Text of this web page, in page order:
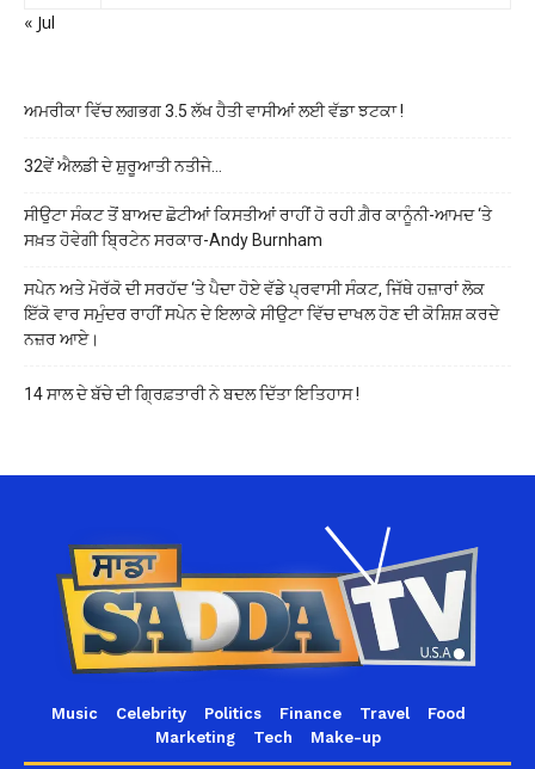
« Jul
ਅਮਰੀਕਾ ਵਿੱਚ ਲਗਭਗ 3.5 ਲੱਖ ਹੈਤੀ ਵਾਸੀਆਂ ਲਈ ਵੱਡਾ ਝਟਕਾ !
32ਵੇਂ ਐਲਡੀ ਦੇ ਸ਼ੁਰੂਆਤੀ ਨਤੀਜੇ…
ਸੀਉਟਾ ਸੰਕਟ ਤੋਂ ਬਾਅਦ ਛੋਟੀਆਂ ਕਿਸਤੀਆਂ ਰਾਹੀਂ ਹੋ ਰਹੀ ਗ਼ੈਰ ਕਾਨੂੰਨੀ-ਆਮਦ ‘ਤੇ
ਸਖ਼ਤ ਹੋਵੇਗੀ ਬ੍ਰਿਟੇਨ ਸਰਕਾਰ-Andy Burnham
ਸਪੇਨ ਅਤੇ ਮੋਰੱਕੋ ਦੀ ਸਰਹੱਦ ‘ਤੇ ਪੈਦਾ ਹੋਏ ਵੱਡੇ ਪ੍ਰਵਾਸੀ ਸੰਕਟ, ਜਿੱਥੇ ਹਜ਼ਾਰਾਂ ਲੋਕ
ਇੱਕੋ ਵਾਰ ਸਮੁੰਦਰ ਰਾਹੀਂ ਸਪੇਨ ਦੇ ਇਲਾਕੇ ਸੀਉਟਾ ਵਿੱਚ ਦਾਖਲ ਹੋਣ ਦੀ ਕੋਸ਼ਿਸ਼ ਕਰਦੇ
ਨਜ਼ਰ ਆਏ।
14 ਸਾਲ ਦੇ ਬੱਚੇ ਦੀ ਗ੍ਰਿਫ਼ਤਾਰੀ ਨੇ ਬਦਲ ਦਿੱਤਾ ਇਤਿਹਾਸ !
Music Celebrity Politics Finance Travel
Food
Marketing
Tech Make-up